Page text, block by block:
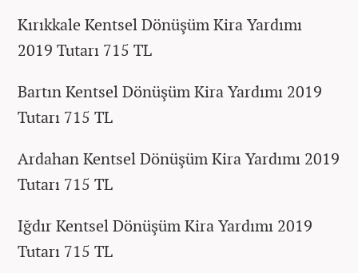
Kırıkkale Kentsel Dönüşüm Kira Yardımı
2019 Tutarı 715 TL
Bartın Kentsel Dönüşüm Kira Yardımı 2019
Tutarı 715 TL
Ardahan Kentsel Dönüşüm Kira Yardımı 2019
Tutarı 715 TL
Iğdır Kentsel Dönüşüm Kira Yardımı 2019
Tutarı 715 TL